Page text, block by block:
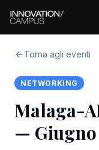
MÁLAGA
Málaga
SERVIZI PER
Torna agli eventi
NETWORKING
Malaga-
— Giugno